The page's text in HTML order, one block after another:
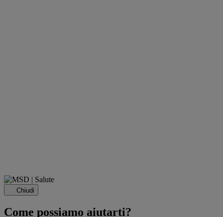
Chiudi
Come possiamo aiutarti?